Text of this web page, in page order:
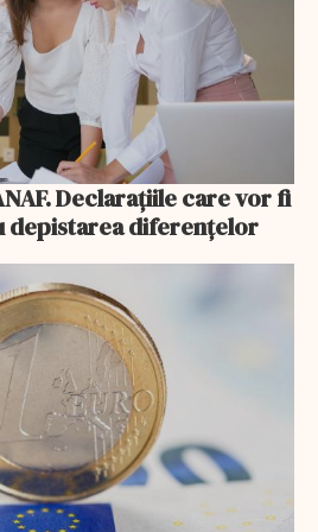
Declarațiile care vor fi
depistarea diferențelor